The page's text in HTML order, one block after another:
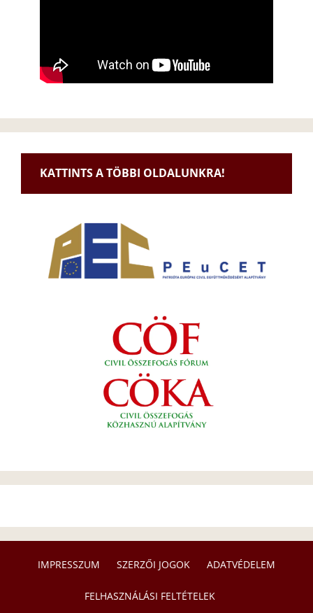
KATTINTS A TÖBBI OLDALUNKRA!
IMPRESSZUM SZERZŐI JOGOK ADATVÉDELEM
FELHASZNÁLÁSI FELTÉTELEK